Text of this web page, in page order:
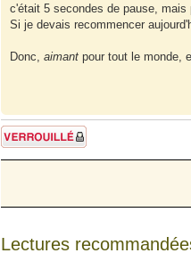
c'était 5 secondes de pause,
Si je devais recommencer
Donc, aimantpour tout le monde,
Sujet verrouillé
Lectures